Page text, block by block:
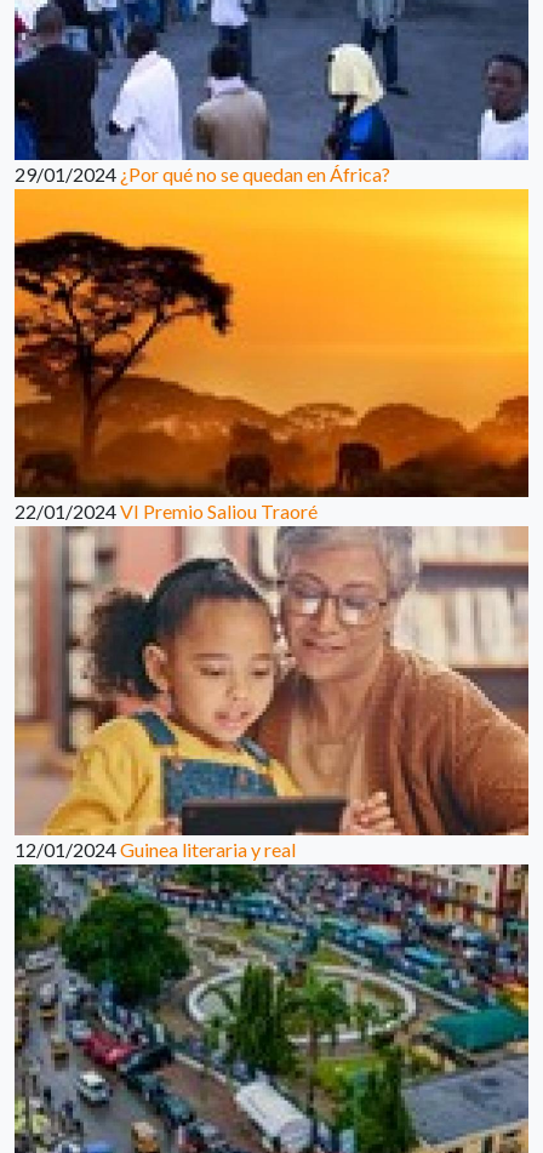
29/01/2024 ¿Por qué no se quedan en África?
22/01/2024VI Premio Saliou Traoré
12/01/2024Guinea literaria y real